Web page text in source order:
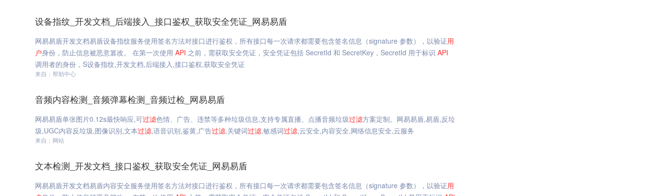
设备指纹_开发文档_后端接入_接口鉴权_获取安全凭证_网易易盾
网易易盾开发文档易盾设备指纹服务使用签名方法对接口进行鉴权，所有接口每一次请求都需要包含签名信息（signature 参数），以验证用
户身份，防止信息被恶意篡改。 在第一次使用 API 之前，需获取安全凭证，安全凭证包括 SecretId 和 SecretKey，SecretId 用于标识 API
调用者的身份，S设备指纹,开发文档,后端接入,接口鉴权,获取安全凭证
来自：帮助中心
音频内容检测_音频弹幕检测_音频过检_网易易盾
网易易盾单张图片0.12s最快响应,可过滤色情、广告、违禁等多种垃圾信息,支持专属直播、点播音频垃圾过滤方案定制。网易易盾,易盾,反垃
圾,UGC内容反垃圾,图像识别,文本过滤,语音识别,鉴黄,广告过滤,关键词过滤,敏感词过滤,云安全,内容安全,网络信息安全,云服务
来自：网站
文本检测_开发文档_接口鉴权_获取安全凭证_网易易盾
网易易盾开发文档易盾内容安全服务使用签名方法对接口进行鉴权，所有接口每一次请求都需要包含签名信息（signature 参数），以验证用